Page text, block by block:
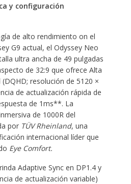
y configuración
de alto rendimiento on el
G9 actual, el Odyssey Neo
ultra ancha de 49 pulgadas
de 32:9 que ofrece Alta
resolución de 5120 ×
de actualización rápida de
de 1ms**. La
de 1000R del
por TÜV Rheinland, una
internacional líder que
Eye Comfort.
Adaptive Sync en DP1.4 y
de actualización variable)